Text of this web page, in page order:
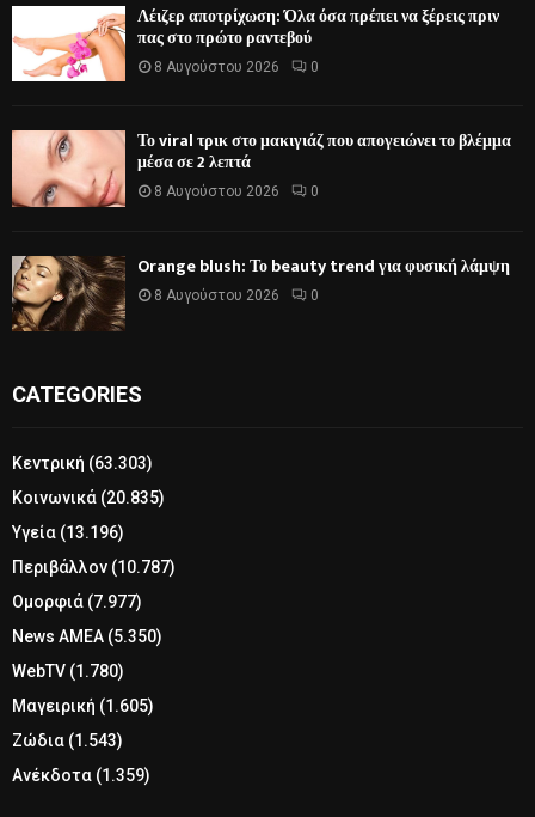
Λέιζερ αποτρίχωση: Όλα όσα πρέπει να ξέρεις πριν
πας στο πρώτο ραντεβού
8 Αυγούστου 2026 0
Το viral τρικ στο μακιγιάζ που απογειώνει το βλέμμα
μέσα σε 2 λεπτά
8 Αυγούστου 2026 0
Orange blush: Το beauty trend για φυσική λάμψη
8 Αυγούστου 2026 0
CATEGORIES
Κεντρική (63.303)
Κοινωνικά (20.835)
Υγεία (13.196)
Περιβάλλον (10.787)
Ομορφιά (7.977)
News ΑΜΕΑ (5.350)
WebTV (1.780)
Μαγειρική (1.605)
Ζώδια (1.543)
Ανέκδοτα (1.359)